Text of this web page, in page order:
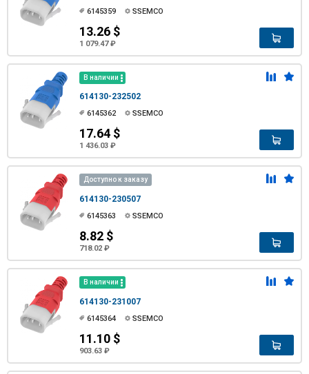
6145359 SSEMCO
13.26 $
1 079.47 ₽
В наличии
614130-232502
6145362 SSEMCO
17.64 $
1 436.03 ₽
Доступно к заказу
614130-230507
6145363 SSEMCO
8.82 $
718.02 ₽
В наличии
614130-231007
6145364 SSEMCO
11.10 $
903.63 ₽